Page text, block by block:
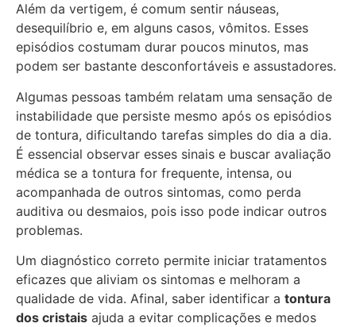
Além da vertigem, é comum sentir náuseas,
desequilíbrio e, em alguns casos, vômitos. Esses
episódios costumam durar poucos minutos, mas
podem ser bastante desconfortáveis e assustadores.
Algumas pessoas também relatam uma sensação de
instabilidade que persiste mesmo após os episódios
de tontura, dificultando tarefas simples do dia a dia.
É essencial observar esses sinais e buscar avaliação
médica se a tontura for frequente, intensa, ou
acompanhada de outros sintomas, como perda
auditiva ou desmaios, pois isso pode indicar outros
problemas.
Um diagnóstico correto permite iniciar tratamentos
eficazes que aliviam os sintomas e melhoram a
qualidade de vida. Afinal, saber identificar a tontura
dos cristais ajuda a evitar complicações e medos